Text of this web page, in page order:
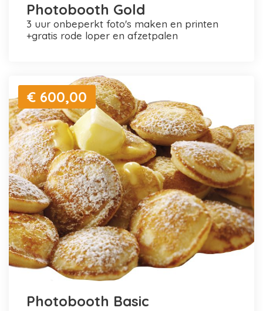
Photobooth Gold
3 uur onbeperkt foto's maken en printen
+gratis rode loper en afzetpalen
€ 600,00
Photobooth Basic